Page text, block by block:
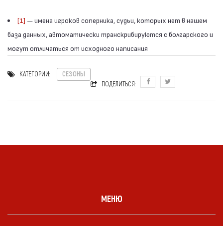
[1] — имена игроков соперника, судьи, которых нет в нашем
база данных, автоматически транскрибируются с болгарского и
могут отличаться от исходного написания
КАТЕГОРИИ:
СЕЗОНЫ
ПОДЕЛИТЬСЯ:
МЕНЮ